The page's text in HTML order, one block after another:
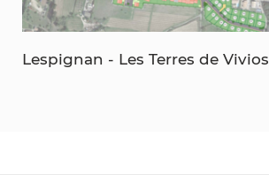
Lespignan - Les Terres de Vivios